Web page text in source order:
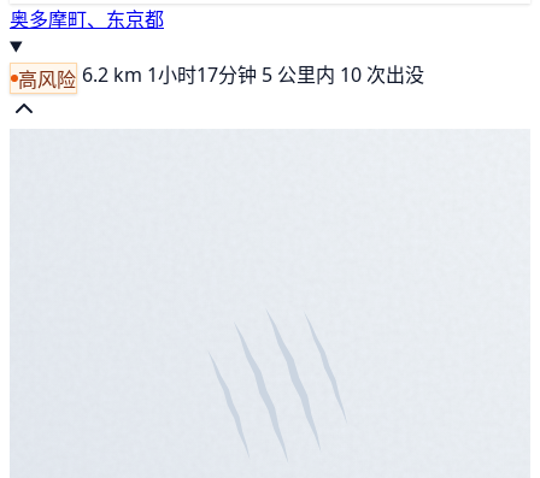
奥多摩町、东京都
高风险 6.2 km 1小时17分钟 5 公里内 10 次出没